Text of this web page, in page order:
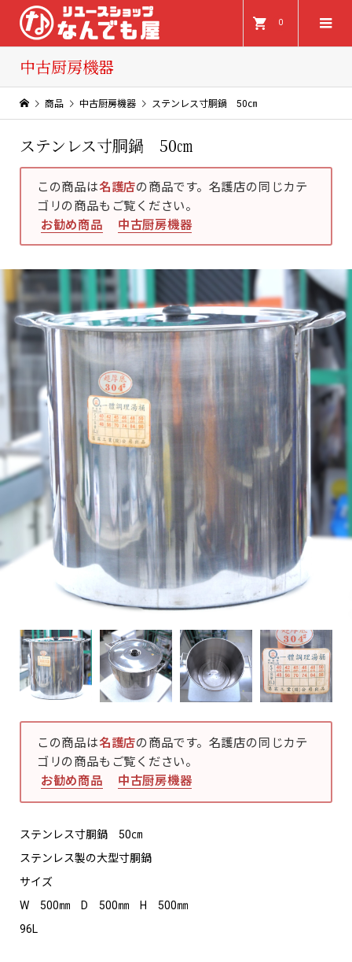
0
中古厨房機器
商品 中古厨房機器 ステンレス寸胴鍋 50㎝
ステンレス寸胴鍋 50㎝
この商品は名護店の商品です。名護店の同じカテ
ゴリの商品もご覧ください。
お勧め商品
中古厨房機器
この商品は名護店の商品です。名護店の同じカテ
ゴリの商品もご覧ください。
お勧め商品
中古厨房機器
ステンレス寸胴鍋 50㎝
ステンレス製の大型寸胴鍋
サイズ
W 500㎜ D 500㎜ H 500㎜
96L